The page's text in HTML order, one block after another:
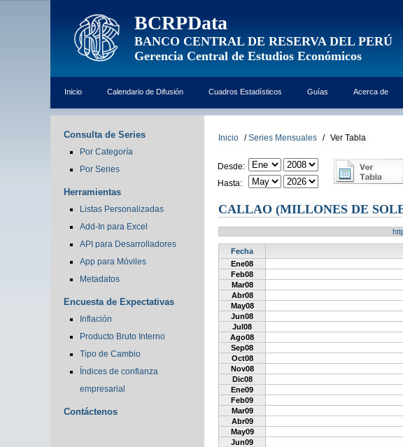
BCRPData
BANCO CENTRAL DE RESERVA DEL PERÚ
Gerencia Central de Estudios Económicos
Inicio Calendario de Difusión Cuadros Estadísticos Guías Acerca de
Consulta de Series
Por Categoría
Por Series
Herramientas
Listas Personalizadas
Add-In para Excel
API para Desarrolladores
App para Móviles
Metadatos
Encuesta de Expectativas
Inflación
Producto Bruto Interno
Tipo de Cambio
Índices de confianza
empresarial
Contáctenos
Inicio / Series Mensuales / Ver Tabla
Desde:
Hasta:
CALLAO (MILLONES DE
Fecha
Ene08
Feb08
Mar08
Abr08
May08
Jun08
Jul08
Ago08
Sep08
Oct08
Nov08
Dic08
Ene09
Feb09
Mar09
Abr09
May09
Jun09